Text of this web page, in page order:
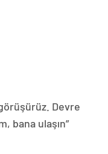
Devre
bana ulaşın”